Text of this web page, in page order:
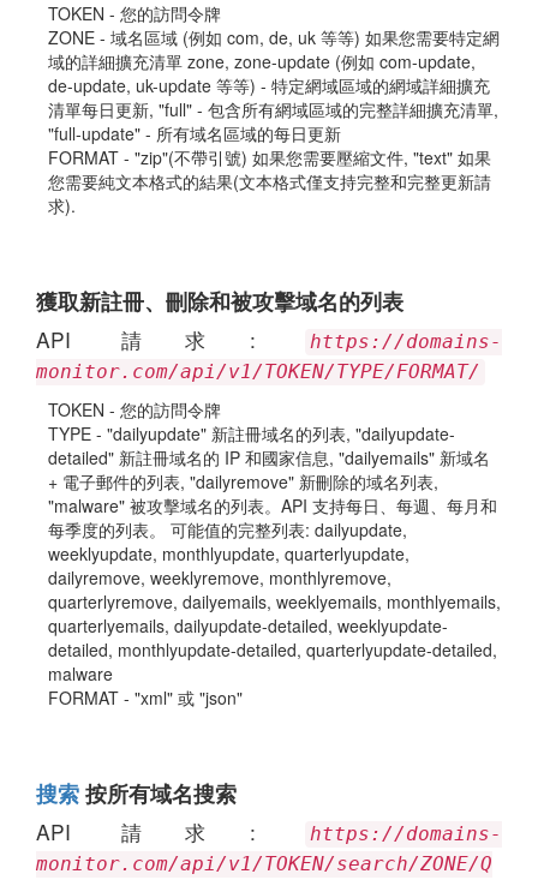
TOKEN - 您的訪問令牌
ZONE - 域名區域 (例如 com, de, uk 等等) 如果您需要特定網
域的詳細擴充清單 zone, zone-update (例如 com-update,
de-update, uk-update 等等) - 特定網域區域的網域詳細擴充
清單每日更新, "full" - 包含所有網域區域的完整詳細擴充清單,
"full-update" - 所有域名區域的每日更新
FORMAT - "zip"(不帶引號) 如果您需要壓縮文件, "text" 如果
您需要純文本格式的結果(文本格式僅支持完整和完整更新請
求).
獲取新註冊、刪除和被攻擊域名的列表
API 請求:
https://domains-
monitor.com/api/v1/TOKEN/TYPE/FORMAT/
TOKEN - 您的訪問令牌
TYPE - "dailyupdate" 新註冊域名的列表, "dailyupdate-
detailed" 新註冊域名的 IP 和國家信息, "dailyemails" 新域名
+ 電子郵件的列表, "dailyremove" 新刪除的域名列表,
"malware" 被攻擊域名的列表。API 支持每日、每週、每月和
每季度的列表。 可能值的完整列表: dailyupdate,
weeklyupdate, monthlyupdate, quarterlyupdate,
dailyremove, weeklyremove, monthlyremove,
quarterlyremove, dailyemails, weeklyemails, monthlyemails,
quarterlyemails, dailyupdate-detailed, weeklyupdate-
detailed, monthlyupdate-detailed, quarterlyupdate-detailed,
malware
FORMAT - "xml" 或 "json"
搜索按所有域名搜索
API 請求:
https://domains-
monitor.com/api/v1/TOKEN/search/ZONE/Q